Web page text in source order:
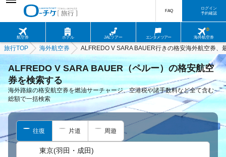
航空券 ホテル JALツアー エンタメツアー 海外航空券
FAQ
ログイン
予約確認
旅行TOP 海外航空券 ALFREDO V SARA BAUER行きの格安海外航空券、
ALFREDO V SARA BAUER（ペルー）の格安航空
券を検索する
海外路線の格安航空券を燃油サーチャージ、空港税や諸手数料など全て含む
総額で一括検索
往復 片道 周遊
東京(羽田・成田)